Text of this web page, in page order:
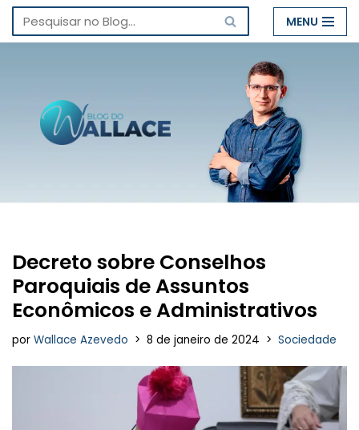
Pular
conteúdo
MENU
Decreto sobre Conselhos
Paroquiais de Assuntos
Econômicos e Administrativos
por Wallace Azevedo 8 de janeiro de 2024 Sociedade